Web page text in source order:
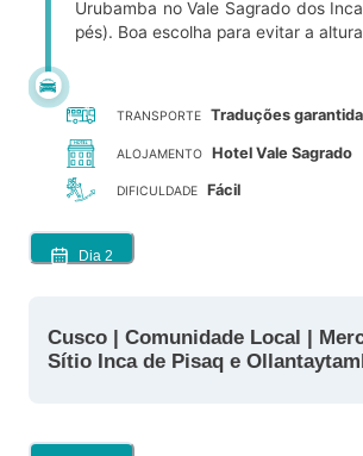
Urubamba no Vale Sagrado dos
pés). Boa escolha para evitar a
TRANSPORTE Traduções
ALOJAMENTO Hotel Vale Sagrado
DIFICULDADE Fácil
Dia 2
Cusco | Comunidade Local |
Sítio Inca de Pisaq e